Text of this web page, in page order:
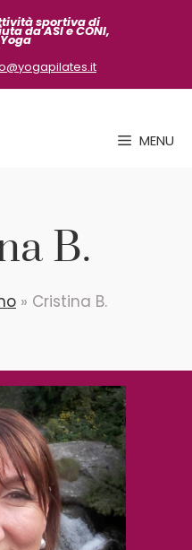
sportivadi
da ASIe CONI,
MENU
B.
» Cristina B.